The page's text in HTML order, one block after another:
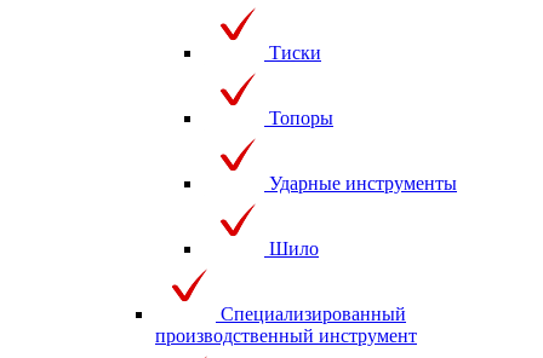
Тиски
Топоры
Ударные инструменты
Шило
Специализированный
производственный инструмент